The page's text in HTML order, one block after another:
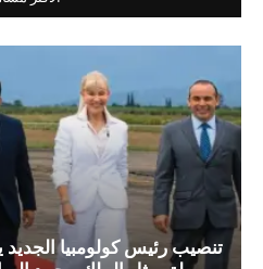
تنصيب رئيس كولومبيا